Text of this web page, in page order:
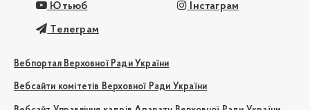
Ютьюб Інстаграм
Телеграм
Вебпортал Верховної Ради України
Вебсайти комітетів Верховної Ради України